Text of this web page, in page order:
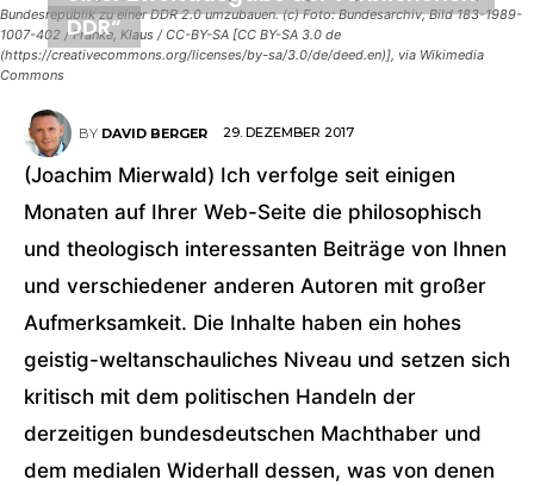
Bundesrepublik zu einer DDR 2.0 umzubauen. (c) Foto: Bundesarchiv, Bild 183-1989-
1007-402 / Franke, Klaus / CC-BY-SA [CC BY-SA 3.0 de
(https://creativecommons.org/licenses/by-sa/3.0/de/deed.en)], via Wikimedia
Commons
DDR“
BY DAVID BERGER 29. DEZEMBER 2017
(Joachim Mierwald) Ich verfolge seit einigen
Monaten auf Ihrer Web-Seite die philosophisch
und theologisch interessanten Beiträge von Ihnen
und verschiedener anderen Autoren mit großer
Aufmerksamkeit. Die Inhalte haben ein hohes
geistig-weltanschauliches Niveau und setzen sich
kritisch mit dem politischen Handeln der
derzeitigen bundesdeutschen Machthaber und
dem medialen Widerhall dessen, was von denen